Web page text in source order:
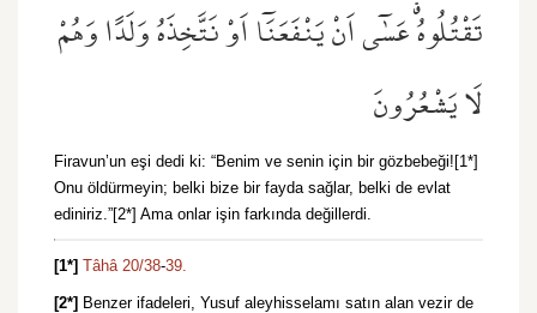
تَقْتُلُوهُۗ عَسٰٓى اَنْ يَنْفَعَنَٓا اَوْ نَتَّخِذَهُ وَلَدًا وَهُمْ
لَا يَشْعُرُونَ
Firavun’un eşi dedi ki: “Benim ve senin için bir gözbebeği![1*]
Onu öldürmeyin; belki bize bir fayda sağlar, belki de evlat
ediniriz.”[2*] Ama onlar işin farkında değillerdi.
[1*] Tâhâ 20/38-39.
[2*] Benzer ifadeleri, Yusuf aleyhisselamı satın alan vezir de